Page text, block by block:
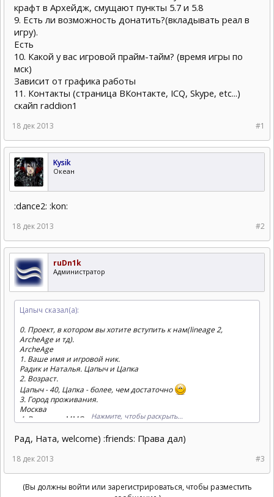
крафт в Архейдж, смущают пункты 5.7 и 5.8
9. Есть ли возможность донатить?(вкладывать реал в
игру).
Есть
10. Какой у вас игровой прайм-тайм? (время игры по
мск)
Зависит от графика работы
11. Контакты (страница ВКонтакте, ICQ, Skype, etc...)
скайп raddion1
#1
18 дек 2013
Kysik
Океан
:dance2: :kon:
#2
18 дек 2013
ruDn1k
Администратор
Цапыч сказал(а):
0. Проект, в котором вы хотите вступить к нам(lineage 2,
ArcheAge и тд).
ArcheAge
1. Ваше имя и игровой ник.
Радик и Наталья. Цапыч и Цапка
2. Возраст.
Цапыч - 40, Цапка - более, чем достаточно
3. Город проживания.
Москва
4. Ваш опыт ММО-игр, достижения в прошлых играх.
Burning Sea, World of Tanks, Forsaken World
Частенько заглядываем в РИАновости
7. Опыт игры в ArcheAge на Корее\ЗБТ России.
Нажмите, чтобы раскрыть...
Рад, Ната, welcome) :friends: Права дал)
#3
18 дек 2013
(Вы должны войти или зарегистрироваться, чтобы разместить